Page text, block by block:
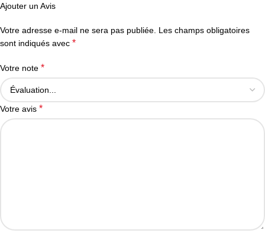
Ajouter un Avis
Votre adresse e-mail ne sera pas publiée. Les champs obligatoires
sont indiqués avec *
Votre note *
Votre avis *